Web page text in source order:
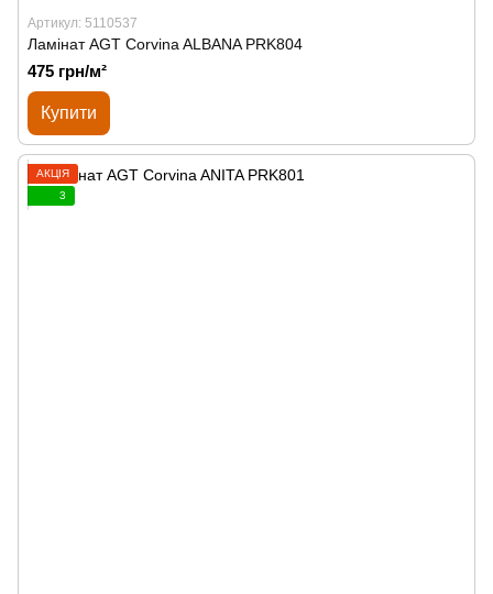
Артикул: 5110537
Ламінат AGT Corvina ALBANA PRK804
475 грн/м²
Купити
АКЦІЯ
3